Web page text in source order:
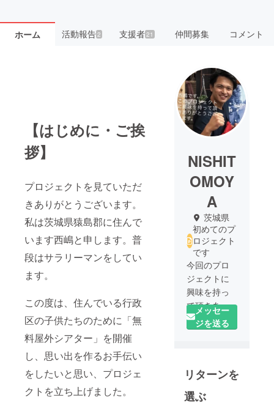
ホーム 活動報告2 支援者 21 仲間募集 コメント
【はじめに・ご挨
拶】
プロジェクトを見ていただ
きありがとうございます。
私は茨城県猿島郡に住んで
います西嶋と申します。普
段はサラリーマンをしてい
ます。
この度は、住んでいる行政
区の子供たちのために「無
料屋外シアター」を開催
し、思い出を作るお手伝い
をしたいと思い、プロジェ
クトを立ち上げました。
NISHIT
OMOY
A
茨城県
初めてのプ
ロジェクト
です
今回のプロ
ジェクトに
興味を持っ
て頂きあり
がとうござ
います！私
として働い
が、地域の
メッセー
ジを送る
リターンを
選ぶ